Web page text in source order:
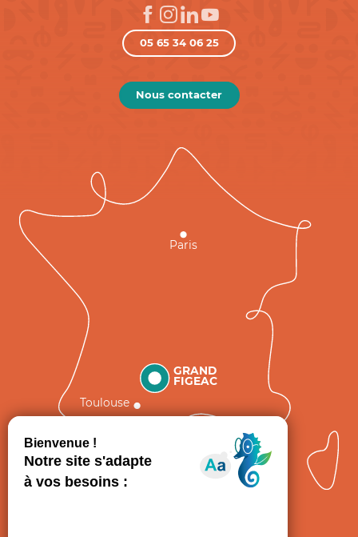
05 65 34 06 25
Nous contacter
GRAND
FIGEAC
Toulouse
Paris